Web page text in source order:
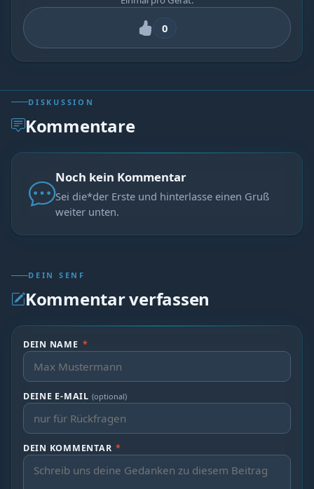
0
DISKUSSION
Kommentare
Noch kein Kommentar
Sei die*der Erste und hinterlasse einen Gruß
weiter unten.
DEIN SENF
Kommentar verfassen
DEIN NAME *
DEINE E-MAIL (optional)
DEIN KOMMENTAR *